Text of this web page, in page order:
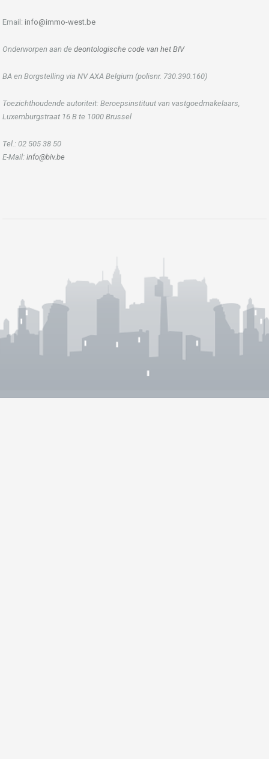
Email: info@immo-west.be
Onderworpen aan de deontologische code van het BIV
BA en Borgstelling via NV AXA Belgium (polisnr. 730.390.160)
Toezichthoudende autoriteit: Beroepsinstituut van vastgoedmakelaars,
Luxemburgstraat 16 B te 1000 Brussel
Tel.: 02 505 38 50
E-Mail: info@biv.be